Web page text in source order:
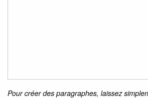
Pour créer des paragraphes, laissez